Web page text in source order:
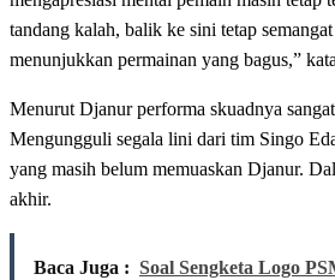
tandang kalah, balik ke sini tetap
menunjukkan permainan yang bagus,”
Menurut Djanur performa skuadnya
Mengungguli segala lini dari tim Singo
yang masih belum memuaskan Djanur.
akhir.
Baca Juga : Soal Sengketa Logo